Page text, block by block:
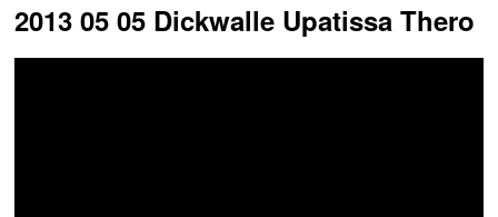
2013 05 05 Dickwalle Upatissa Thero